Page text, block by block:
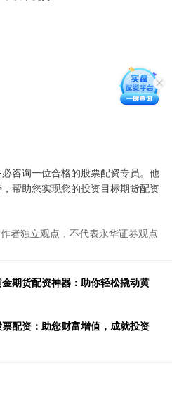
咨询一位合格的股票配资专员。他
帮助您实现您的投资目标期货配资
者独立观点，不代表永华证券观点
期货配资神器：助你轻松撬动黄
配资：助您财富增值，成就投资